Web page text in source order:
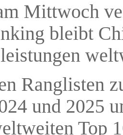
Mittwoch
bleibt
Ranglisten
und 2025
Top